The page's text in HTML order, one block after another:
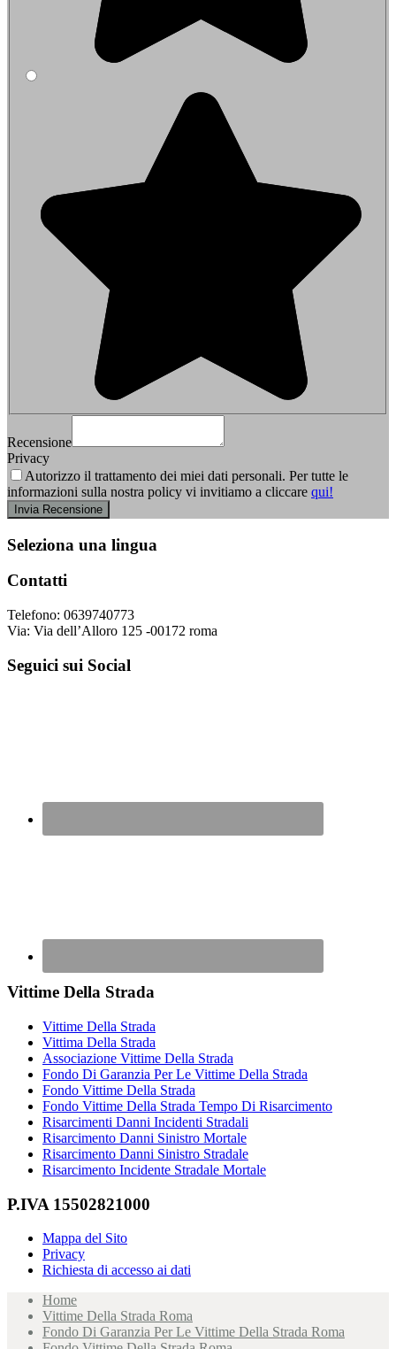
Recensione
Privacy
Autorizzo il trattamento dei miei dati personali. Per tutte le
informazioni sulla nostra policy vi invitiamo a cliccare qui!
Footer
Seleziona una lingua
Contatti
Telefono: 0639740773
Via: Via dell’Alloro 125 -00172 roma
Seguici sui Social
Vittime Della Strada
Vittime Della Strada
Vittima Della Strada
Associazione Vittime Della Strada
Fondo Di Garanzia Per Le Vittime Della Strada
Fondo Vittime Della Strada
Fondo Vittime Della Strada Tempo Di Risarcimento
Risarcimenti Danni Incidenti Stradali
Risarcimento Danni Sinistro Mortale
Risarcimento Danni Sinistro Stradale
Risarcimento Incidente Stradale Mortale
P.IVA 15502821000
Mappa del Sito
Privacy
Richiesta di accesso ai dati
Home
Vittime Della Strada Roma
Fondo Di Garanzia Per Le Vittime Della Strada Roma